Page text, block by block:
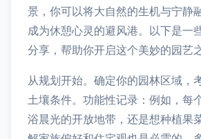
景，你可以将大自然的生机与宁静
成为休憩心灵的避风港。以下是一
分享，帮助你开启这个美妙的园艺之
从规划开始。确定你的园林区域，
土壤条件。功能性记录：例如，每
浴晨光的开放地带，还是想种植果